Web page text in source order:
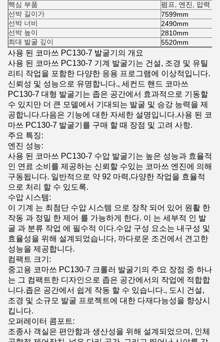
핵심 부품
펌프, 엔진, 압력
선박 길이가
7599mm
선박 너비
2490mm
선박 높이
2810mm
최대 발굴 깊이
5520mm
사용 된 코마쓰 PC130-7 발굴기의 개요
사용 된 코마쓰 PC130-7 기계 발굴기는 건설, 조경 및 유틸
리티 작업을 포함한 다양한 응용 프로그램에 이상적입니다.
신뢰성 및 성능으로 유명합니다., 세컨드 핸드 코마쓰
PC130-7 대형 발굴기는 좁은 공간에서 효과적으로 기동할
수 있지만 더 큰 모델에서 기대되는 발굴 및 승강 능력을 제
공합니다.다음은 기능에 대한 자세한 설명입니다.사용 된 코
마쓰 PC130-7 발굴기를 구매 할 때 장점 및 고려 사항.
주요 특징:
엔진 성능:
사용 된 코마쓰 PC130-7 수압 발굴기는 높은 성능과 효율적
인 연료 소비를 제공하는 신뢰할 수있는 코마쓰 엔진에 의해
구동됩니다. 일반적으로 약 92 마력,다양한 작업을 효율적
으로 처리 할 수 있도록.
수압 시스템:
이 기계 는 최첨단 수압 시스템 으로 장착 되어 있어 원활 한
작동 과 정밀 한 제어 를 가능하게 한다. 이 는 세부적 인 발
굴 과 분류 작업 에 필수적 이다.수압 구성 요소는 내구성 및
효율성을 위해 설계되었습니다, 까다로운 조건에서 견고한
성능을 제공합니다.
컴팩트 크기:
중고용 코마쓰 PC130-7 크롤러 발굴기의 주요 장점 중 하나
는 그 컴팩트한 디자인으로 좁은 공간에서의 작업에 적합합
니다.좁은 공간에서 쉽게 작동 할 수 있습니다., 도시 건설,
조경 및 소규모 발굴 프로젝트에 대한 다재다능성을 향상시
킵니다.
오퍼레이터 콤포트:
조종사 객실은 편안함과 생산성을 위해 설계되었으며, 인체